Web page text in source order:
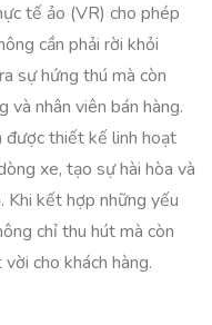
tế ảo (VR) cho phép
cần phải rời khỏi
sự hứng thú mà còn
và nhân viên bán hàng.
được thiết kế linh hoạt
xe, tạo sự hài hòa và
kết hợp những yếu
chỉ thu hút mà còn
cho khách hàng.